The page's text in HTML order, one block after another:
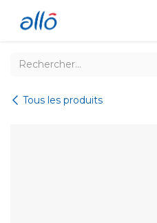
Tous les produits